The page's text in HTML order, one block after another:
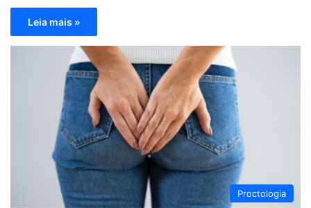
Leia mais »
Proctologia